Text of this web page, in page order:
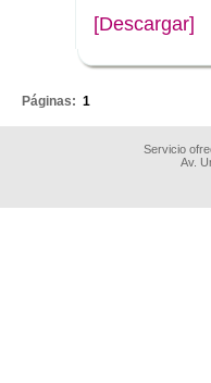
[Descargar]
Páginas: 1
Servicio
Av.